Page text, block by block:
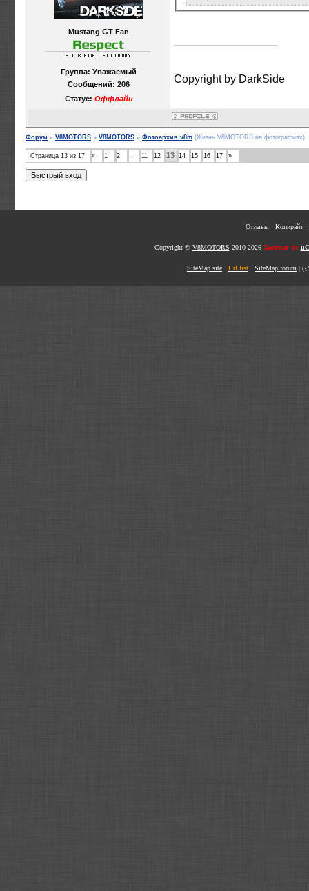
Mustang GT Fan
Группа: Уважаемый
Сообщений: 206
Статус: Оффлайн
Copyright by DarkSide
Форум » V8MOTORS » V8MOTORS » Фотоархив v8m (Жизнь V8MOTORS на фотографиях)
Страница 13 из 17 « 1 2 11 12 13 14 15 16 17 »
Отзывы · Копирайт·
Copyright © V8MOTORS 2010-2026 Хостинг от
SiteMap site · Url list · SiteMap forum |